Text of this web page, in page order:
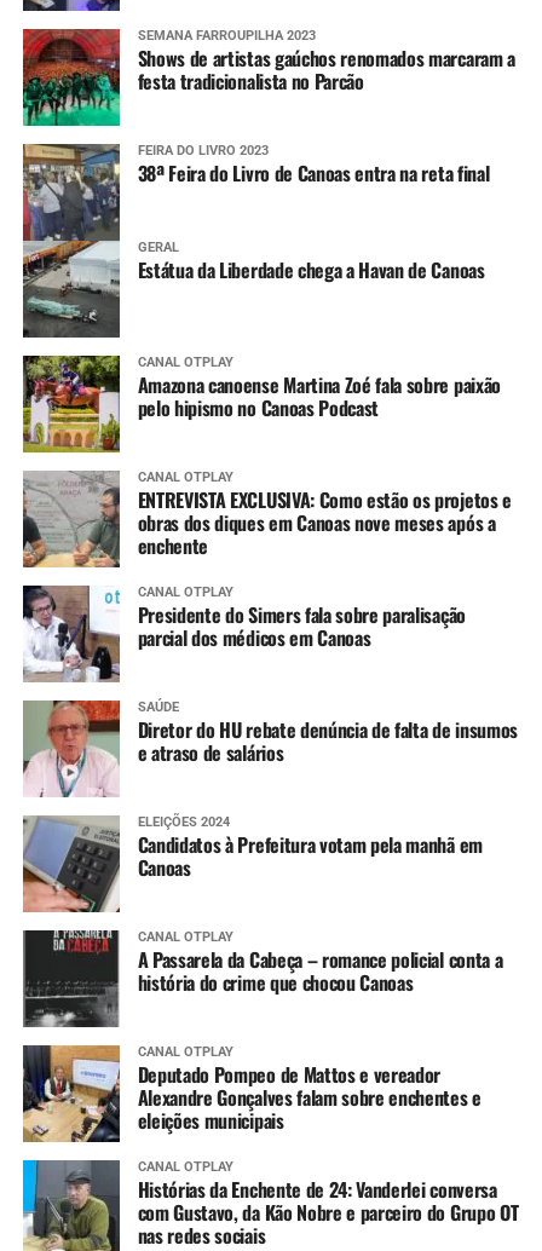
SEMANA FARROUPILHA 2023
Shows de artistas gaúchos renomados marcaram a
festa tradicionalista no Parcão
FEIRA DO LIVRO 2023
38ª Feira do Livro de Canoas entra na reta final
GERAL
Estátua da Liberdade chega a Havan de Canoas
CANAL OTPLAY
Amazona canoense Martina Zoé fala sobre paixão
pelo hipismo no Canoas Podcast
CANAL OTPLAY
ENTREVISTA EXCLUSIVA: Como estão os projetos e
obras dos diques em Canoas nove meses após a
enchente
CANAL OTPLAY
Presidente do Simers fala sobre paralisação
parcial dos médicos em Canoas
SAÚDE
Diretor do HU rebate denúncia de falta de insumos
e atraso de salários
ELEIÇÕES 2024
Candidatos à Prefeitura votam pela manhã em
Canoas
CANAL OTPLAY
A Passarela da Cabeça – romance policial conta a
história do crime que chocou Canoas
CANAL OTPLAY
Deputado Pompeo de Mattos e vereador
Alexandre Gonçalves falam sobre enchentes e
eleições municipais
CANAL OTPLAY
Histórias da Enchente de 24: Vanderlei conversa
com Gustavo, da Kão Nobre e parceiro do Grupo OT
nas redes sociais